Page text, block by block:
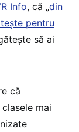
Info, că „din
pentru
să ai
că
mai